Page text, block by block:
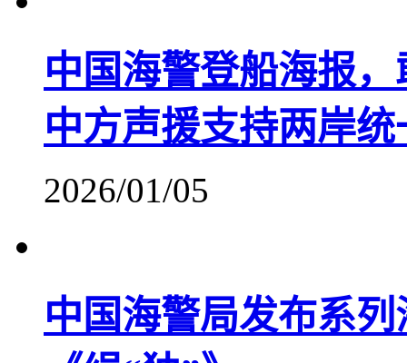
中国海警登船海报
中方声援支持两岸统
2026/01/05
中国海警局发布系